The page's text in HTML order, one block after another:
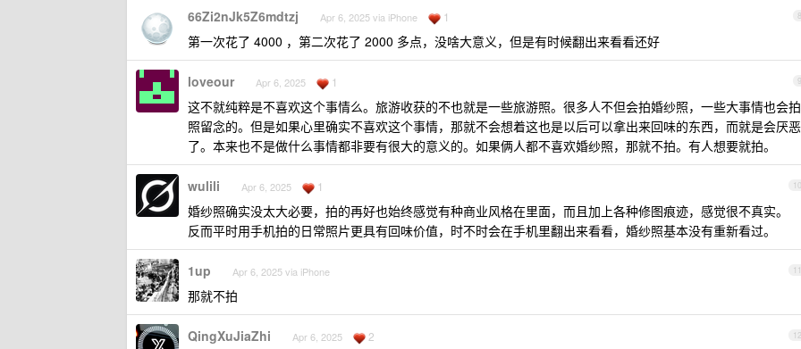
8
66Zi2nJk5Z6mdtzj Apr 6, 2025 via iPhone 1
第一次花了 4000 ，第二次花了 2000 多点，没啥大意义，但是有时候翻出来看看还好
9
loveour Apr 6, 2025 1
这不就纯粹是不喜欢这个事情么。旅游收获的不也就是一些旅游照。很多人不但会拍婚纱照，一些大事情也会拍
照留念的。但是如果心里确实不喜欢这个事情，那就不会想着这也是以后可以拿出来回味的东西，而就是会厌恶
了。本来也不是做什么事情都非要有很大的意义的。如果俩人都不喜欢婚纱照，那就不拍。有人想要就拍。
10
wulili Apr 6, 2025 1
婚纱照确实没太大必要，拍的再好也始终感觉有种商业风格在里面，而且加上各种修图痕迹，感觉很不真实。
反而平时用手机拍的日常照片更具有回味价值，时不时会在手机里翻出来看看，婚纱照基本没有重新看过。
11
1up Apr 6, 2025 via iPhone
那就不拍
12
QingXuJiaZhi Apr 6, 2025 2